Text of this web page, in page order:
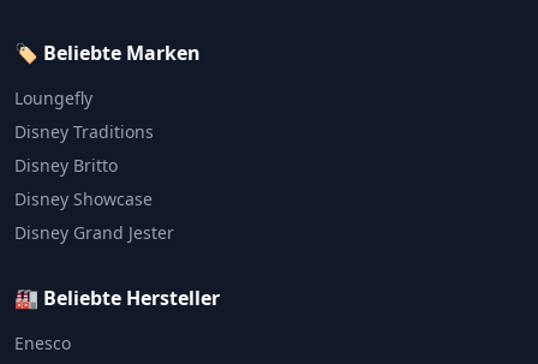
🏷️ Beliebte Marken
Loungefly
Disney Traditions
Disney Britto
Disney Showcase
Disney Grand Jester
🏭 Beliebte Hersteller
Enesco